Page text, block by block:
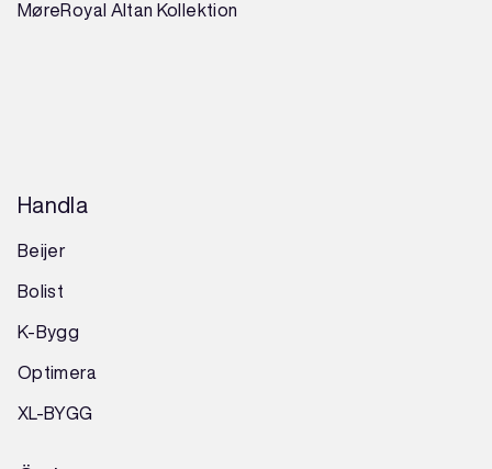
MøreRoyal Altan Kollektion
Handla
Beijer
Bolist
K-Bygg
Optimera
XL-BYGG